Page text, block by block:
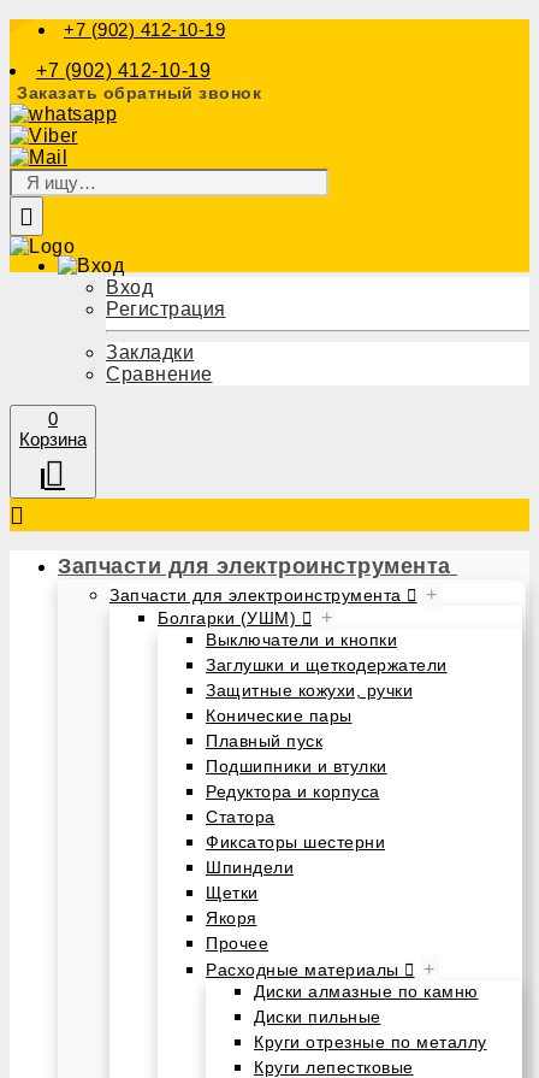
+7 (902) 412-10-19
+7 (902) 412-10-19
Заказать обратный звонок
Вход
Регистрация
Закладки
Сравнение
0
Корзина
Запчасти для электроинструмента
Запчасти для электроинструмента +
Болгарки (УШМ) +
Выключатели и кнопки
Заглушки и щеткодержатели
Защитные кожухи, ручки
Конические пары
Плавный пуск
Подшипники и втулки
Редуктора и корпуса
Статора
Фиксаторы шестерни
Шпиндели
Щетки
Якоря
Прочее
Расходные материалы
+
Диски алмазные по камню
Диски пильные
Круги отрезные по металлу
Круги лепестковые